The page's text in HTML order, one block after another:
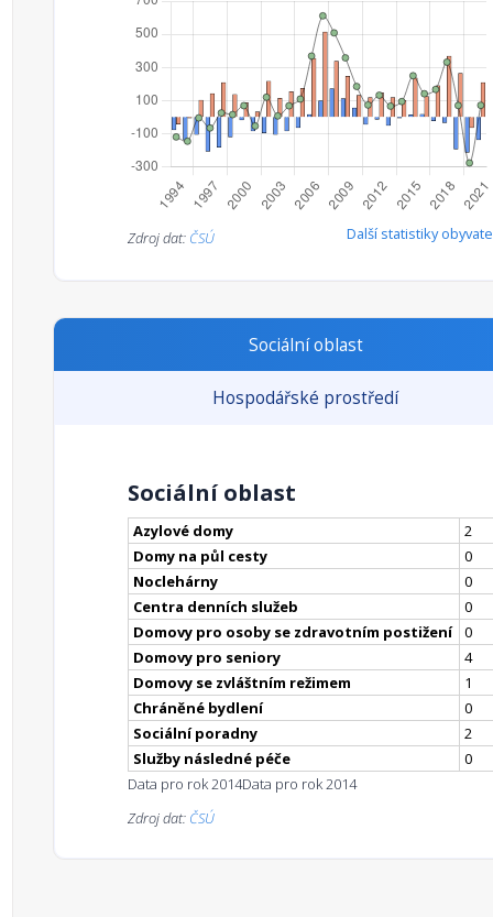
Hlohovčice
Hradiště
Kdyně
Mutěnín
Zdroj dat: ČSÚ Další statistiky
Sociální oblast
Hospodářské prostředí
Sociální oblast
Azylové domy
2
Domy na půl cesty
0
Noclehárny
0
Centra denních služeb
0
Domovy pro osoby se zdravotním postižení
0
Domovy pro seniory
4
Domovy se zvláštním režimem
1
Chráněné bydlení
0
Sociální poradny
2
Služby následné péče
0
Data pro rok 2014Data pro rok 2014
Zdroj dat: ČSÚ